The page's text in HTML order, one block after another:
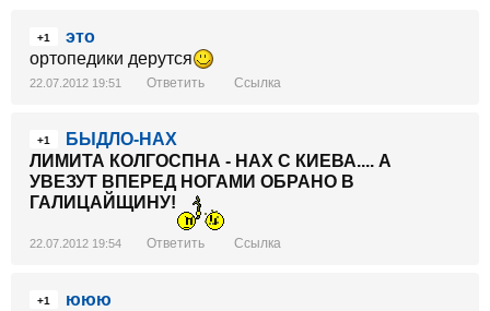
+1
это
ортопедики дерутся
22.07.2012 19:51 Ответить Ссылка
+1
БЫДЛО-НАХ
ЛИМИТА КОЛГОСПНА - НАХ С КИЕВА.... А
УВЕЗУТ ВПЕРЕД НОГАМИ ОБРАНО В
ГАЛИЦАЙЩИНУ!
22.07.2012 19:54 Ответить Ссылка
+1
ююю